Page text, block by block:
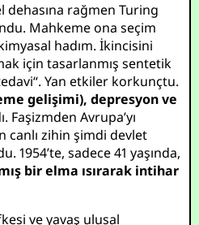
dehasına rağmen Turing
Mahkeme ona seçim
hadım. İkincisini
için tasarlanmış sentetik
Yan etkiler korkunçtu.
gelişimi), depresyon ve
Faşizmden Avrupa’yı
canlı zihin şimdi devlet
1954’te, sadece 41 yaşında,
bir elma ısırarak intihar
ve yavaş ulusal